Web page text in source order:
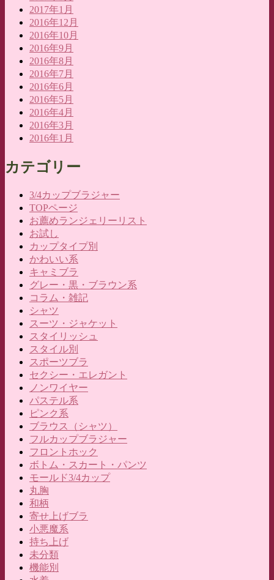
2017年1月
2016年12月
2016年10月
2016年9月
2016年8月
2016年7月
2016年6月
2016年5月
2016年4月
2016年3月
2016年1月
カテゴリー
3/4カップブラジャー
TOPページ
お薦めランジェリーリスト
お試し
カップタイプ別
かわいい系
キャミブラ
グレー・黒・ブラウン系
コラム・雑記
シャツ
スーツ・ジャケット
スタイリッシュ
スタイル別
スポーツブラ
セクシー・エレガント
ノンワイヤー
パステル系
ピンク系
ブラウス（シャツ）
フルカップブラジャー
フロントホック
ボトム・スカート・パンツ
モールド3/4カップ
丸胸
和柄
寄せ上げブラ
小悪魔系
持ち上げ
未分類
機能別